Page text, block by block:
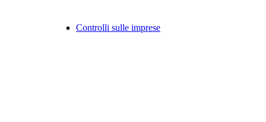
Controlli sulle imprese